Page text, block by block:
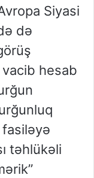
Siyasi
də
hesab
təhlükəli